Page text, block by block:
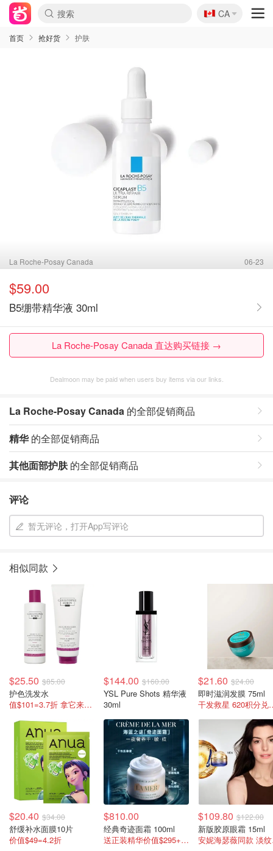
🇨🇦
CA
首页 抢好货 护肤
La Roche-Posay Canada 06-23
$59.00
B5绷带精华液 30ml
La Roche-Posay Canada 直达购买链接 →
Dealmoon may be paid when users buy items via our links.
La Roche-Posay Canada 的全部促销商品
精华的全部促销商品
其他面部护肤的全部促销商品
评论
暂无评论，打开App写评论
相似同款
$25.50 $85.00
护色洗发水
值$101=3.7折 拿它来凑单
$144.00 $160.00
YSL Pure Shots 精华液
30ml
$21.60 $24.00
即时滋润发膜 75ml
干发救
$20.40 $34.00
舒缓补水面膜10片
价值$49=4.2折
$810.00
经典奇迹面霜 100ml
送正装精华价值$295+经典5件套
$109.80 $122.00
新版胶原眼霜 15ml
安